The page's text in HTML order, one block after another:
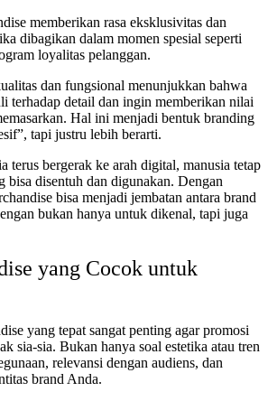
memberikan rasa eksklusivitas dan
dibagikan dalam momen spesial seperti
loyalitas pelanggan.
dan fungsional menunjukkan bahwa
terhadap detail dan ingin memberikan nilai
Hal ini menjadi bentuk branding
tapi justru lebih berarti.
terus bergerak ke arah digital, manusia tetap
bisa disentuh dan digunakan. Dengan
bisa menjadi jembatan antara brand
bukan hanya untuk dikenal, tapi juga
yang Cocok untuk
yang tepat sangat penting agar promosi
sia-sia. Bukan hanya soal estetika atau tren
relevansi dengan audiens, dan
brand Anda.